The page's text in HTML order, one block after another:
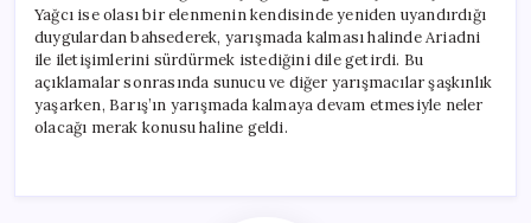
Yağcı ise olası bir elenmenin kendisinde yeniden uyandırdığı
duygulardan bahsederek, yarışmada kalması halinde Ariadni
ile iletişimlerini sürdürmek istediğini dile getirdi. Bu
açıklamalar sonrasında sunucu ve diğer yarışmacılar şaşkınlık
yaşarken, Barış’ın yarışmada kalmaya devam etmesiyle neler
olacağı merak konusu haline geldi.